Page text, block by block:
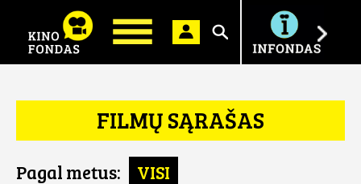
Ieškoti
FILMŲ SĄRAŠAS
Pagal metus: VISI